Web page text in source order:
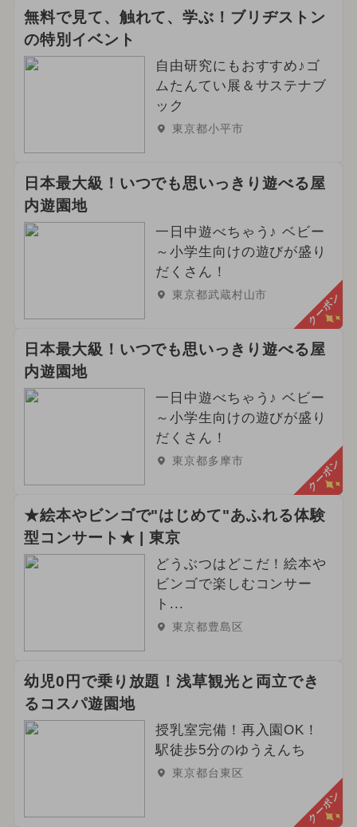
無料で見て、触れて、学ぶ！ブリヂストン
の特別イベント
自由研究にもおすすめ♪ゴ
ムたんてい展＆サステナブ
ック
東京都小平市
日本最大級！いつでも思いっきり遊べる屋
内遊園地
一日中遊べちゃう♪ ベビー
～小学生向けの遊びが盛り
だくさん！
東京都武蔵村山市 クーポン
日本最大級！いつでも思いっきり遊べる屋
内遊園地
一日中遊べちゃう♪ ベビー
～小学生向けの遊びが盛り
だくさん！
東京都多摩市 クーポン
★絵本やビンゴで"はじめて"あふれる体験
型コンサート★ | 東京
どうぶつはどこだ！絵本や
ビンゴで楽しむコンサー
ト...
東京都豊島区
幼児0円で乗り放題！浅草観光と両立でき
るコスパ遊園地
授乳室完備！再入園OK！
駅徒歩5分のゆうえんち
東京都台東区
クーポン